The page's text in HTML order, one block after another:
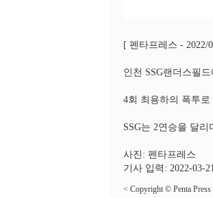
[ 펜타프레스 - 2022/
인천 SSG랜더스필
4회 최용하의 폭투로
SSG는 2연승을 달
사진: 펜타프레스
기사 입력: 2022-03-21
< Copyright © Penta